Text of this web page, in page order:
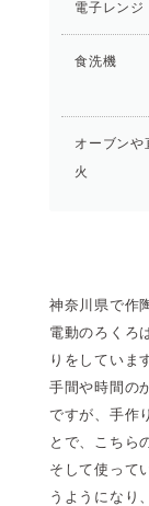
電子レンジ
食洗機
オーブンや
火
神奈川県で作
電動のろくろ
りをしていま
手間や時間の
ですが、手作
とで、こちら
そして使って
うようになり